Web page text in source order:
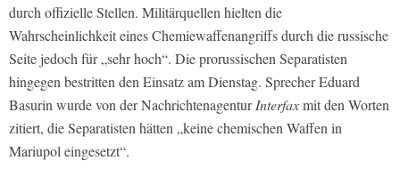
durch offizielle Stellen. Militärquellen hielten die
Wahrscheinlichkeit eines Chemiewaffenangriffs durch die russische
Seite jedoch für „sehr hoch“. Die prorussischen Separatisten
hingegen bestritten den Einsatz am Dienstag. Sprecher Eduard
Basurin wurde von der NachrichtenagenturInterfaxmit den Worten
zitiert, die Separatisten hätten „keine chemischen Waffen in
Mariupol eingesetzt“.